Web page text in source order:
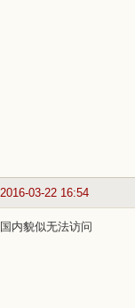
2016-03-22 16:54
国内貌似无法访问